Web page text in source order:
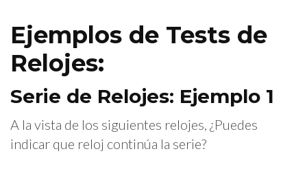
Ejemplos de Tests de
Relojes:
Serie de Relojes: Ejemplo 1
A la vista de los siguientes relojes, ¿Puedes
indicar que reloj continúa la serie?